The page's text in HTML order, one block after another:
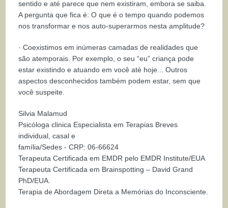
sentido e até parece que nem existiram, embora se saiba.
A pergunta que fica é: O que é o tempo quando podemos
nos transformar e nos auto-superarmos nesta amplitude?
· Coexistimos em inúmeras camadas de realidades que
são atemporais. Por exemplo, o seu “eu” criança pode
estar existindo e atuando em você até hoje... Outros
aspectos desconhecidos também podem estar, sem que
você suspeite.
Silvia Malamud
Psicóloga clinica Especialista em Terapias Breves
individual, casal e
família/Sedes - CRP: 06-66624
Terapeuta Certificada em EMDR pelo EMDR Institute/EUA
Terapeuta Certificada em Brainspotting – David Grand
PhD/EUA.
Terapia de Abordagem Direta a Memórias do Inconsciente.